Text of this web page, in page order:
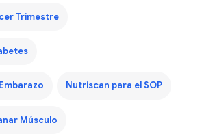
Trimestre
Nutriscan para el SOP
Músculo